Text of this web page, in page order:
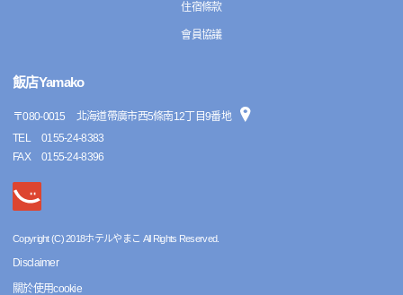
住宿條款
會員協議
飯店Yamako
〒080-0015
北海道帶廣市西5條南12丁目9番地
TEL
0155-24-8383
FAX
0155-24-8396
Copyright (C) 2018ホテルやまこ All Rights Reserved.
Disclaimer
關於使用cookie